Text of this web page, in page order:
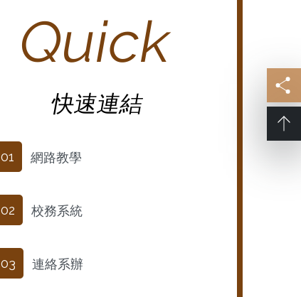
Quick
快速連結
01 網路教學
02 校務系統
03 連絡系辦